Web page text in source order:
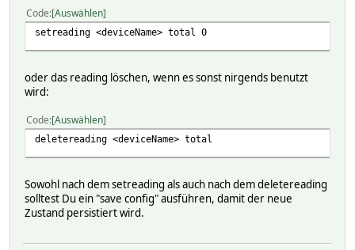
2024-04-15 09:43:03
Code Auswählen
setreading <deviceName> total 0
oder das reading löschen, wenn es sonst nirgends benutzt
wird:
Code Auswählen
deletereading <deviceName> total
Sowohl nach dem setreading als auch nach dem deletereading
solltest Du ein "save config" ausführen, damit der neue
Zustand persistiert wird.